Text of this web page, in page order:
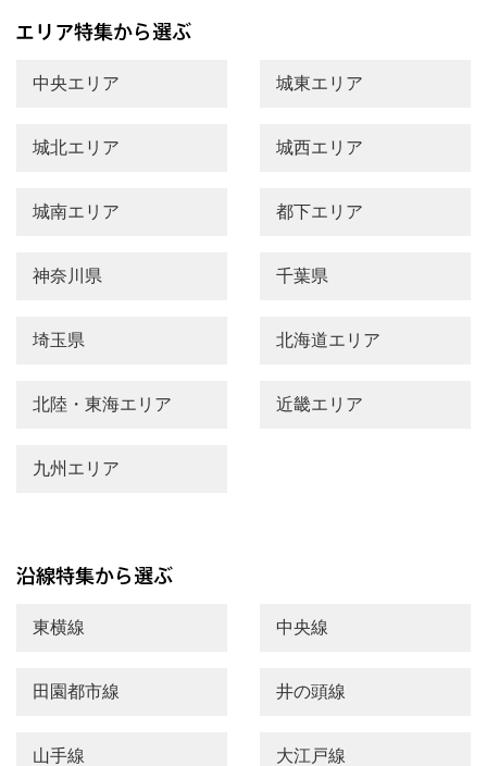
中央エリア 城東エリア
城北エリア 城西エリア
城南エリア 都下エリア
神奈川県 千葉県
埼玉県 北海道エリア
北陸・東海エリア 近畿エリア
九州エリア
東横線 中央線
田園都市線 井の頭線
山手線 大江戸線